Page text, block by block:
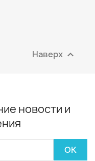
Наверх 
новости и